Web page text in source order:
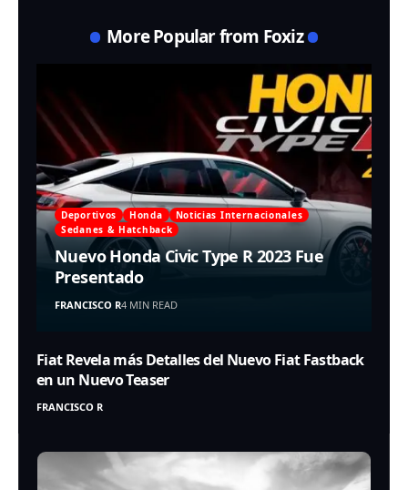
More Popular from Foxiz
Deportivos Honda
Noticias Internacionales
Sedanes & Hatchback
Nuevo Honda Civic Type R 2023 Fue
Presentado
FRANCISCO R4 MIN READ
Fiat Revela más Detalles del Nuevo Fiat Fastback
en un Nuevo Teaser
FRANCISCO R